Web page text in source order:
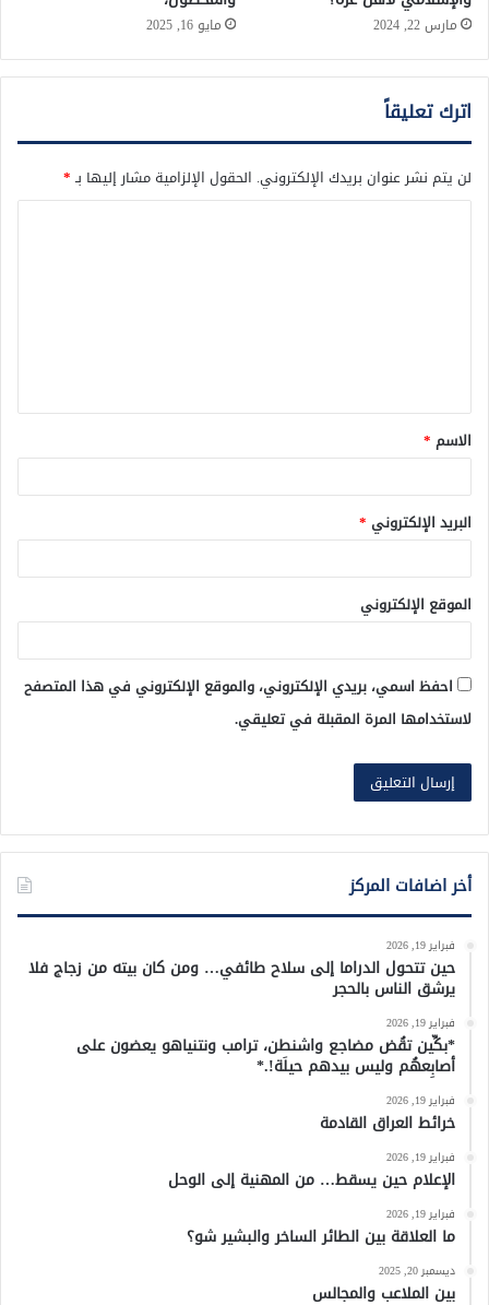
مارس 22, 2024 مايو 16, 2025
اترك تعليقاً
لن يتم نشر عنوان بريدك الإلكتروني. الحقول الإلزامية مشار إليها بـ*
ق
*
الاسم *
البريد الإلكتروني *
الموقع الإلكتروني
احفظ اسمي، بريدي الإلكتروني، والموقع الإلكتروني في هذا المتصفح
لاستخدامها المرة المقبلة في تعليقي.
أخر اضافات المركز
فبراير 19, 2026
حين تتحول الدراما إلى سلاح طائفي… ومن كان بيته من زجاج فلا
يرشق الناس بالحجر
فبراير 19, 2026
*بكِّين تقُض مضاجع واشنطن، ترامب ونتنياهو يعضون على
أصابِعهُم وليس بيدهم حيلَة!.*
فبراير 19, 2026
خرائط العراق القادمة
فبراير 19, 2026
الإعلام حين يسقط… من المهنية إلى الوحل
فبراير 19, 2026
ما العلاقة بين الطائر الساخر والبشير شو؟
ديسمبر 20, 2025
بين الملاعب والمجالس